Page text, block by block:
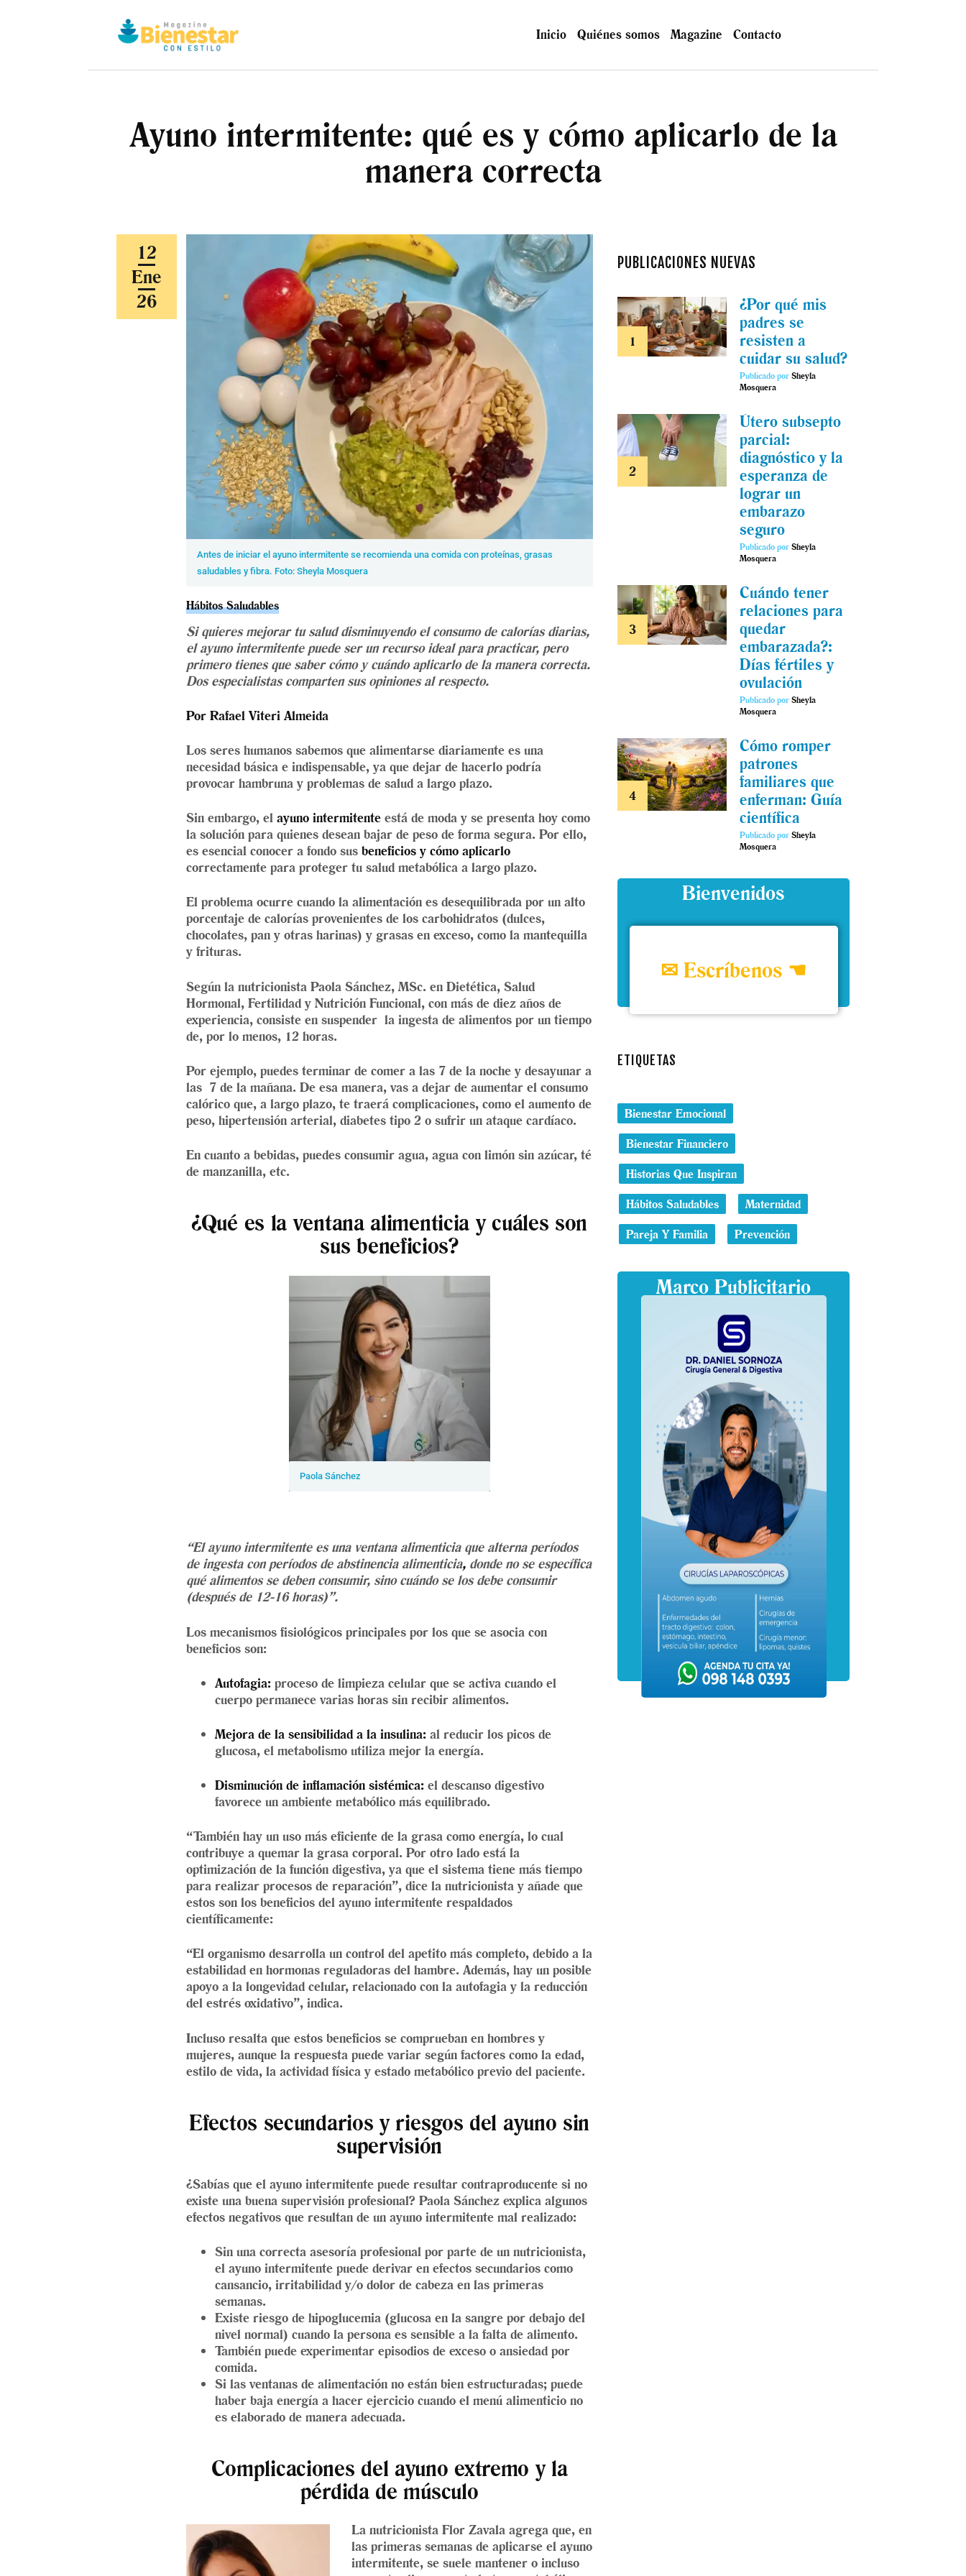
Inicio Quiénes somos Magazine Contacto
Ayuno intermitente: qué es y cómo aplicarlo de la
manera correcta
CONTACTO
12
Ene
26
Antes de iniciar el ayuno intermitente se recomienda una comida con proteínas, grasas
saludables y fibra. Foto: Sheyla Mosquera
Hábitos Saludables
Si quieres mejorar tu salud disminuyendo el consumo de calorías diarias,
el ayuno intermitente puede ser un recurso ideal para practicar, pero
primero tienes que saber cómo y cuándo aplicarlo de la manera correcta.
Dos especialistas comparten sus opiniones al respecto.
Por Rafael Viteri Almeida
Los seres humanos sabemos que alimentarse diariamente es una
necesidad básica e indispensable, ya que dejar de hacerlo podría
provocar hambruna y problemas de salud a largo plazo.
Sin embargo, el ayuno intermitenteestá de moda y se presenta hoy como
la solución para quienes desean bajar de peso de forma segura. Por ello,
es esencial conocer a fondo sus beneficios y cómo aplicarlo
correctamente para proteger tu salud metabólica a largo plazo.
El problema ocurre cuando la alimentación es desequilibrada por un alto
porcentaje de calorías provenientes de los carbohidratos (dulces,
chocolates, pan y otras harinas) y grasas en exceso, como la mantequilla
y frituras.
Según la nutricionista Paola Sánchez, MSc. en Dietética, Salud
Hormonal, Fertilidad y Nutrición Funcional, con más de diez años de
experiencia, consiste en suspender la ingesta de alimentos por un tiempo
de, por lo menos, 12 horas.
Por ejemplo, puedes terminar de comer a las 7 de la noche y desayunar a
las 7 de la mañana. De esa manera, vas a dejar de aumentar el consumo
calórico que, a largo plazo, te traerá complicaciones, como el aumento de
peso, hipertensión arterial, diabetes tipo 2 o sufrir un ataque cardíaco.
En cuanto a bebidas, puedes consumir agua, agua con limón sin azúcar, té
de manzanilla, etc.
¿Qué es la ventana alimenticia y cuáles son
sus beneficios?
Paola Sánchez
“El ayuno intermitente es una ventana alimenticia que alterna períodos
de ingesta con períodos de abstinencia alimenticia,donde no se específica
qué alimentos se deben consumir, sino cuándo se los debe consumir
(después de 12-16 horas)”.
Los mecanismos fisiológicos principales por los que se asocia con
beneficios son:
Autofagia:proceso de limpieza celular que se activa cuando el
cuerpo permanece varias horas sin recibir alimentos.
Mejora de la sensibilidad a la insulina: al reducir los picos de
glucosa, el metabolismo utiliza mejor la energía.
Disminución de inflamación sistémica:el descanso digestivo
favorece un ambiente metabólico más equilibrado.
“También hay un uso más eficiente de la grasa como energía, lo cual
contribuye a quemar la grasa corporal. Por otro lado está la
optimización de la función digestiva, ya que el sistema tiene más tiempo
para realizar procesos de reparación”, dice la nutricionista y añade que
estos son los beneficios del ayuno intermitente respaldados
científicamente:
“El organismo desarrolla un control del apetito más completo, debido a la
estabilidad en hormonas reguladoras del hambre. Además, hay un posible
apoyo a la longevidad celular, relacionado con la autofagia y la reducción
del estrés oxidativo”, indica.
Incluso resalta que estos beneficios se comprueban en hombres y
mujeres, aunque la respuesta puede variar según factores como la edad,
estilo de vida, la actividad física y estado metabólico previo del paciente.
Efectos secundarios y riesgos del ayuno sin
supervisión
¿Sabías que el ayuno intermitente puede resultar contraproducente si no
existe una buena supervisión profesional? Paola Sánchez explica algunos
efectos negativos que resultan de un ayuno intermitente mal realizado:
Sin una correcta asesoría profesional por parte de un nutricionista,
el ayuno intermitente puede derivar en efectos secundarios como
cansancio, irritabilidad y/o dolor de cabeza en las primeras
semanas.
Existe riesgo de hipoglucemia (glucosa en la sangre por debajo del
nivel normal) cuando la persona es sensible a la falta de alimento.
También puede experimentar episodios de exceso o ansiedad por
comida.
Si las ventanas de alimentación no están bien estructuradas; puede
haber baja energía a hacer ejercicio cuando el menú alimenticio no
es elaborado de manera adecuada.
Complicaciones del ayuno extremo y la
pérdida de músculo
La nutricionista Flor Zavala agrega que, en
las primeras semanas de aplicarse el ayuno
intermitente, se suele mantener o incluso
PUBLICACIONES NUEVAS
¿Por qué mis
padres se
resisten a
cuidar su salud?
Publicado por Sheyla
Mosquera
Útero subsepto
parcial:
diagnóstico y la
esperanza de
lograr un
embarazo
seguro
Publicado por Sheyla
Mosquera
Cuándo tener
relaciones para
quedar
embarazada?:
Días fértiles y
ovulación
Publicado por Sheyla
Mosquera
Cómo romper
patrones
familiares que
enferman: Guía
científica
Publicado por Sheyla
Mosquera
Bienvenidos
✉ Escríbenos ☚
ETIQUETAS
Bienestar Emocional
Bienestar Financiero
Historias Que Inspiran
Hábitos Saludables Maternidad
Pareja Y Familia Prevención
Marco Publicitario